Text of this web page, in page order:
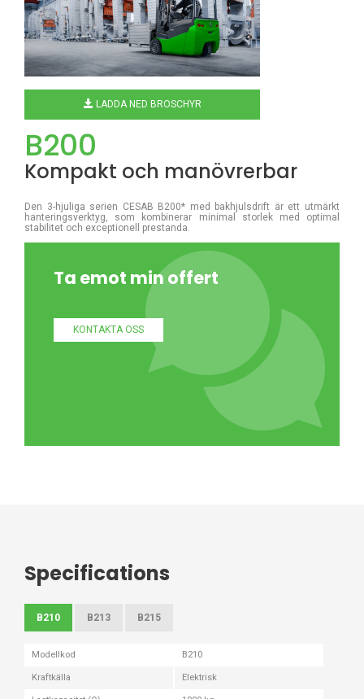
LADDA NED BROSCHYR
B200
Kompakt och manövrerbar
Den 3-hjuliga serien CESAB B200* med bakhjulsdrift är ett utmärkt
hanteringsverktyg, som kombinerar minimal storlek med optimal
stabilitet och exceptionell prestanda.
Ta emot min offert
KONTAKTA OSS
Specifications
B210 B213 B215
Modellkod B210
Kraftkälla Elektrisk